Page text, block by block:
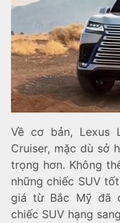
Về cơ bản, Lexus
Cruiser, mặc dù sở
trọng hơn. Không
những chiếc SUV
giá từ Bắc Mỹ đã
chiếc SUV hạng